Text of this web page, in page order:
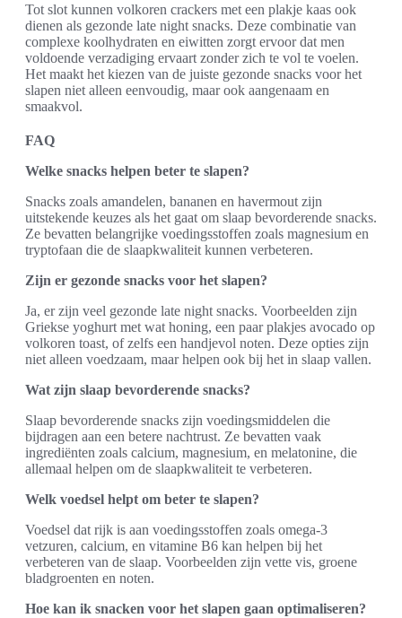
Tot slot kunnen volkoren crackers met een plakje kaas ook
dienen als gezonde late night snacks. Deze combinatie van
complexe koolhydraten en eiwitten zorgt ervoor dat men
voldoende verzadiging ervaart zonder zich te vol te voelen.
Het maakt het kiezen van de juiste gezonde snacks voor het
slapen niet alleen eenvoudig, maar ook aangenaam en
smaakvol.
FAQ
Welke snacks helpen beter te slapen?
Snacks zoals amandelen, bananen en havermout zijn
uitstekende keuzes als het gaat om slaap bevorderende snacks.
Ze bevatten belangrijke voedingsstoffen zoals magnesium en
tryptofaan die de slaapkwaliteit kunnen verbeteren.
Zijn er gezonde snacks voor het slapen?
Ja, er zijn veel gezonde late night snacks. Voorbeelden zijn
Griekse yoghurt met wat honing, een paar plakjes avocado op
volkoren toast, of zelfs een handjevol noten. Deze opties zijn
niet alleen voedzaam, maar helpen ook bij het in slaap vallen.
Wat zijn slaap bevorderende snacks?
Slaap bevorderende snacks zijn voedingsmiddelen die
bijdragen aan een betere nachtrust. Ze bevatten vaak
ingrediënten zoals calcium, magnesium, en melatonine, die
allemaal helpen om de slaapkwaliteit te verbeteren.
Welk voedsel helpt om beter te slapen?
Voedsel dat rijk is aan voedingsstoffen zoals omega-3
vetzuren, calcium, en vitamine B6 kan helpen bij het
verbeteren van de slaap. Voorbeelden zijn vette vis, groene
bladgroenten en noten.
Hoe kan ik snacken voor het slapen gaan optimaliseren?